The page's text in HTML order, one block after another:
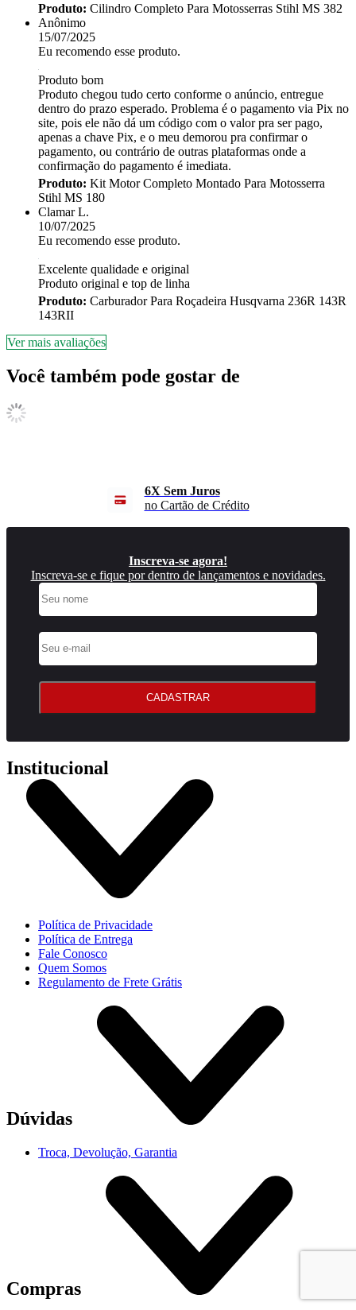
Produto: Cilindro Completo Para Motosserras Stihl MS 382
Anônimo
15/07/2025
Eu recomendo esse produto.
Produto bom
Produto chegou tudo certo conforme o anúncio, entregue
dentro do prazo esperado. Problema é o pagamento via Pix no
site, pois ele não dá um código com o valor pra ser pago,
apenas a chave Pix, e o meu demorou pra confirmar o
pagamento, ou contrário de outras plataformas onde a
confirmação do pagamento é imediata.
Produto: Kit Motor Completo Montado Para Motosserra
Stihl MS 180
Clamar L.
10/07/2025
Eu recomendo esse produto.
Excelente qualidade e original
Produto original e top de linha
Produto: Carburador Para Roçadeira Husqvarna 236R 143R
143RII
Ver mais avaliações
Você também pode gostar de
Atendimento
Suporte via WhatsApp
Inscreva-se agora!
Inscreva-se e fique por dentro de lançamentos e novidades.
CADASTRAR
Institucional
Política de Privacidade
Política de Entrega
Fale Conosco
Quem Somos
Regulamento de Frete Grátis
Dúvidas
Troca, Devolução, Garantia
Compras